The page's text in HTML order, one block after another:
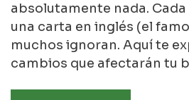
absolutamente nada.
una carta en inglés (el
muchos ignoran. Aquí te
cambios que afectarán tu